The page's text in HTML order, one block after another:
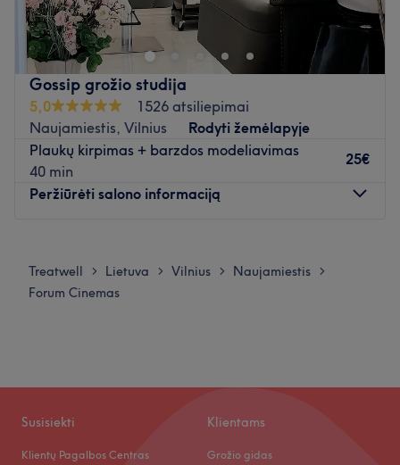
COME VISIT US!
Atidaryti salono profilį
Gossip grožio studija
5,0
1526 atsiliepimai
Naujamiestis, Vilnius
Rodyti žemėlapyje
Plaukų kirpimas + barzdos modeliavimas
40 min
25€
Peržiūrėti salono informaciją
Antradienis
08:00
22:00
Trečiadienis
Nauja jauki grožio studija Naujamiestyje, kurioje Jūsų
populiariausios grožio procedūros.
Treatwell > Lietuva > Vilnius > Naujamiestis >
Forum Cinemas
Susisiekti
Klientų Pagalbos Centras
Klientams
Grožio gidas